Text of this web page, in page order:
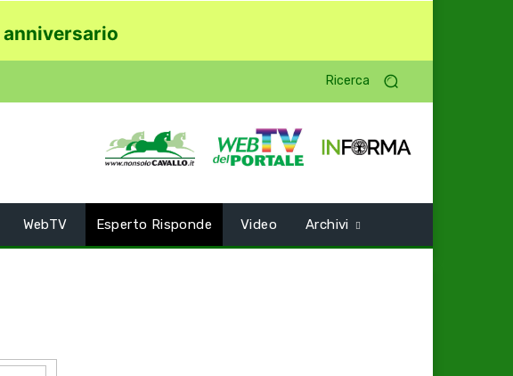
anniversario
Ricerca
WebTV Esperto Risponde Video Archivi